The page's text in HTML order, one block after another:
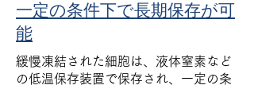
一定の条件下で長期保存が可
能
緩慢凍結された細胞は、液体窒素など
の低温保存装置で保存され、一定の条